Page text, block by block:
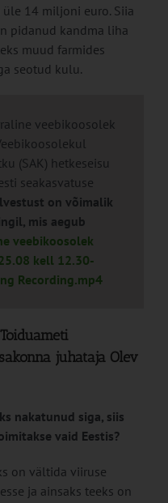
14 miljoni euro. Siia
pidanud kandma liha
muud farmides
seotud kulu.
veebikoosolek
(SAK) hetkeseisu
seakasvatuse
on võimalik
mis aegub
veebikoosolek
kell 12.30-
Recording.mp4
juhataja Olev
nakatunud siga, siis
vaid Eestis?
on vältida viiruse
ja ainsaks teeks on